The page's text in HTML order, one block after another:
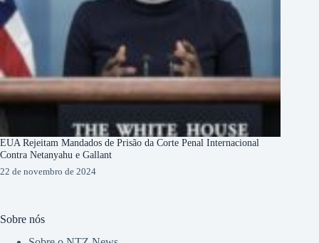
EUA Rejeitam Mandados de Prisão da Corte Penal Internacional
Contra Netanyahu e Gallant
22 de novembro de 2024
Sobre nós